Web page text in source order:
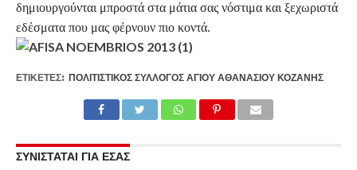
δημιουργούνται μπροστά στα μάτια σας νόστιμα και ξεχωριστά
εδέσματα που μας φέρνουν πιο κοντά.
ΕΤΙΚΕΤΕΣ: ΠΟΛΙΤΙΣΤΙΚΌΣ ΣΎΛΛΟΓΟΣ ΑΓΊΟΥ ΑΘΑΝΑΣΊΟΥ ΚΟΖΆΝΗΣ
ΣΥΝΙΣΤΑΤΑΙ ΓΙΑ ΕΣΑΣ